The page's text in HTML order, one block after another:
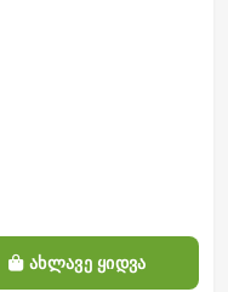
ახლავე ყიდვა